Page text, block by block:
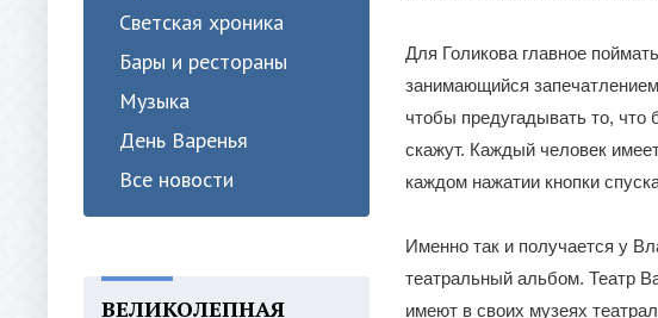
Светская хроника
Бары и рестораны
Музыка
День Варенья
Все новости
ВЕЛИКОЛЕПНАЯ
Для Голикова главное
занимающийся
чтобы предугадывать то, что
скажут. Каждый человек
каждом нажатии кнопки
Именно так и получается у
театральный альбом. Театр
имеют в своих музеях